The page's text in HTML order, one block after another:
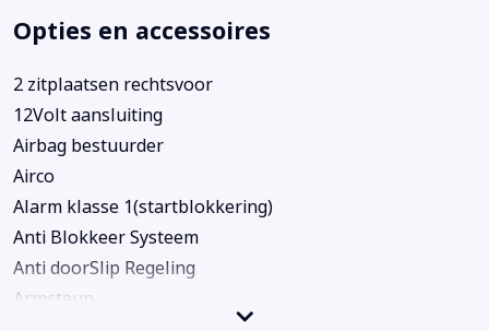
Opties en accessoires
2 zitplaatsen rechtsvoor
12Volt aansluiting
Airbag bestuurder
Airco
Alarm klasse 1(startblokkering)
Anti Blokkeer Systeem
Anti doorSlip Regeling
Armsteun